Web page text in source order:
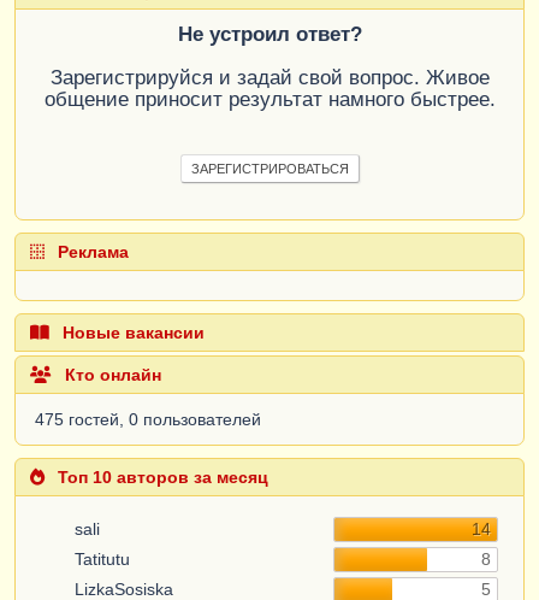
Не устроил ответ?
Зарегистрируйся и задай свой вопрос. Живое
общение приносит результат намного быстрее.
ЗАРЕГИСТРИРОВАТЬСЯ
Реклама
Новые вакансии
Кто онлайн
475 гостей, 0 пользователей
Топ 10 авторов за месяц
sali
14
Tatitutu
8
LizkaSosiska
5